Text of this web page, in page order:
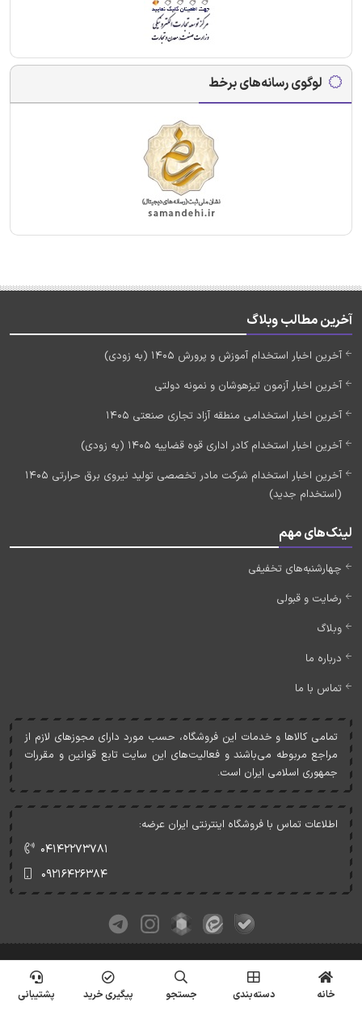
لوگوی رسانه‌های برخط
آخرین مطالب وبلاگ
آخرین اخبار استخدام آموزش و پرورش 1405 (به زودی)
آخرین اخبار آزمون تیزهوشان و نمونه دولتی
آخرین اخبار استخدامی منطقه آزاد تجاری صنعتی 1405
آخرین اخبار استخدام کادر اداری قوه قضاییه 1405 (به زودی)
آخرین اخبار استخدام شرکت مادر تخصصی تولید نیروی برق حرارتی 1405
(استخدام جدید)
لینک‌های مهم
چهارشنبه‌های تخفیفی
رضایت و قبولی
وبلاگ
درباره ما
تماس با ما
تمامی کالاها و خدمات اين فروشگاه، حسب مورد دارای مجوزهای لازم از
مراجع مربوطه می‌باشند و فعاليت‌های اين سايت تابع قوانين و مقررات
جمهوری اسلامی ايران است.
اطلاعات تماس با فروشگاه اینترنتی ایران عرضه:
۰۴۱۴۲۲۷۳۷۸۱
۰۹۲۱۶۴۲۶۳۸۴
کلیه حقوق این وبسایت متعلق به ایران عرضه می‌باشد.
© Copyrights - IranArze.ir - 1405
خانه دسته‌بندی جستجو پیگیری خرید پشتیبانی